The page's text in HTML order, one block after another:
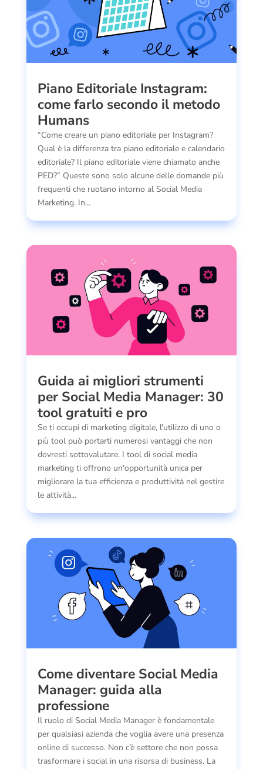
Piano Editoriale Instagram:
come farlo secondo il metodo
Humans
“Come creare un piano editoriale per Instagram?
Qual è la differenza tra piano editoriale e calendario
editoriale? Il piano editoriale viene chiamato anche
PED?” Queste sono solo alcune delle domande più
frequenti che ruotano intorno al Social Media
Marketing. In...
Guida ai migliori strumenti
per Social Media Manager: 30
tool gratuiti e pro
Se ti occupi di marketing digitale, l'utilizzo di uno o
più tool può portarti numerosi vantaggi che non
dovresti sottovalutare. I tool di social media
marketing ti offrono un'opportunità unica per
migliorare la tua efficienza e produttività nel gestire
le attività...
Come diventare Social Media
Manager: guida alla
professione
Il ruolo di Social Media Manager è fondamentale
per qualsiasi azienda che voglia avere una presenza
online di successo. Non c’è settore che non possa
trasformare i social in una risorsa di business. La